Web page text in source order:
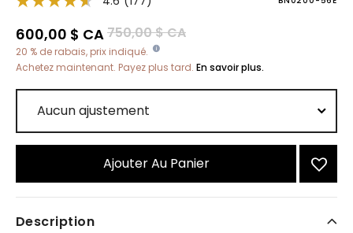
Prix réduit de
750,00 $ CAà
600,00 $ CA
20 % de rabais, prix indiqué.
Achetez maintenant. Payez plus tard. En savoir plus.
Ajouter Au Panier
Description